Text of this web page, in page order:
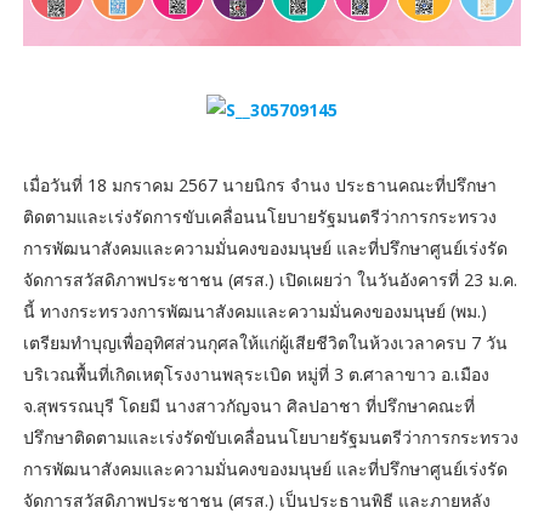
เมื่อวันที่ 18 มกราคม 2567 นายนิกร จำนง ประธานคณะที่ปรึกษา
ติดตามและเร่งรัดการขับเคลื่อนนโยบายรัฐมนตรีว่าการกระทรวง
การพัฒนาสังคมและความมั่นคงของมนุษย์ และที่ปรึกษาศูนย์เร่งรัด
จัดการสวัสดิภาพประชาชน (ศรส.) เปิดเผยว่า ในวันอังคารที่ 23 ม.ค.
นี้ ทางกระทรวงการพัฒนาสังคมและความมั่นคงของมนุษย์ (พม.)
เตรียมทำบุญเพื่ออุทิศส่วนกุศลให้แก่ผู้เสียชีวิตในห้วงเวลาครบ 7 วัน
บริเวณพื้นที่เกิดเหตุโรงงานพลุระเบิด หมู่ที่ 3 ต.ศาลาขาว อ.เมือง
จ.สุพรรณบุรี โดยมี นางสาวกัญจนา ศิลปอาชา ที่ปรึกษาคณะที่
ปรึกษาติดตามและเร่งรัดขับเคลื่อนนโยบายรัฐมนตรีว่าการกระทรวง
การพัฒนาสังคมและความมั่นคงของมนุษย์ และที่ปรึกษาศูนย์เร่งรัด
จัดการสวัสดิภาพประชาชน (ศรส.) เป็นประธานพิธี และภายหลัง